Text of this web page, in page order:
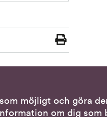
möjligt och göra
om dig
Skriv
ut
Genvägar